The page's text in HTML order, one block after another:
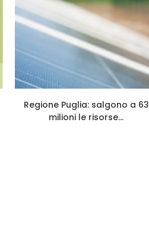
Regione Puglia: salgono a 63
milioni le risorse...